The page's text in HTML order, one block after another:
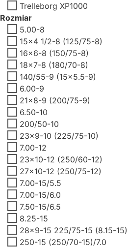
Trelleborg XP1000
Rozmiar
5.00-8
15x4 1/2-8 (125/75-8)
16x6-8 (150/75-8)
18x7-8 (180/70-8)
140/55-9 (15x5.5-9)
6.00-9
21x8-9 (200/75-9)
6.50-10
200/50-10
23x9-10 (225/75-10)
7.00-12
23x10-12 (250/60-12)
27x10-12 (250/75-12)
7.00-15/5.5
7.00-15/6.0
7.50-15/6.5
8.25-15
28x9-15 225/75-15 (8.15-15)
250-15 (250/70-15)/7.0